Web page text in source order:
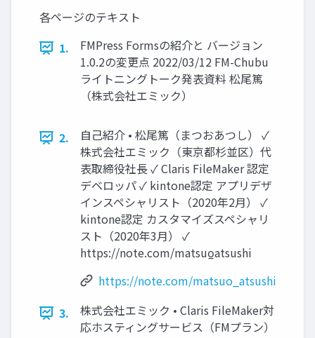
各ページのテキスト
1.
FMPress Formsの紹介と バージョン
1.0.2の変更点 2022/03/12 FM-Chubu
ライトニングトーク発表資料 松尾篤
（株式会社エミック）
2.
自己紹介 • 松尾篤（まつおあつし） ✓
株式会社エミック（東京都杉並区）代
表取締役社長 ✓ Claris FileMaker 認定
デベロッパ ✓ kintone認定 アプリデザ
インスペシャリスト（2020年2月） ✓
kintone認定 カスタマイズスペシャリ
スト（2020年3月） ✓
https://note.com/matsuo̲atsushi
https://note.com/matsuo_atsushi
3.
株式会社エミック • Claris FileMaker対
応ホスティングサービス（FMプラン）